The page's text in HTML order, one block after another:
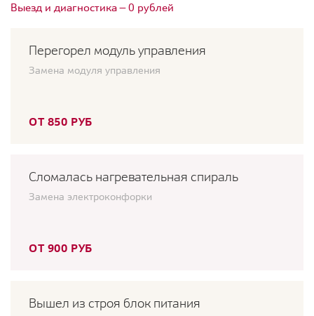
Выезд и диагностика — 0 рублей
Перегорел модуль управления
Замена модуля управления
ОТ 850 РУБ
Сломалась нагревательная спираль
Замена электроконфорки
ОТ 900 РУБ
Вышел из строя блок питания